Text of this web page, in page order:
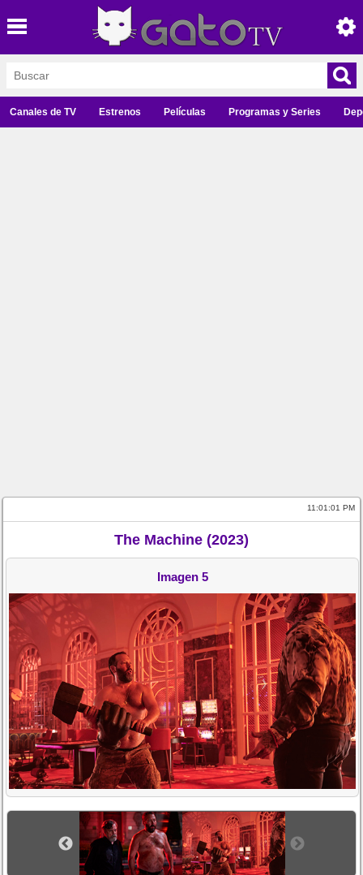
Canales de TV Estrenos Películas Programas y Series
11:01:01 PM
The Machine (2023)
Imagen 5